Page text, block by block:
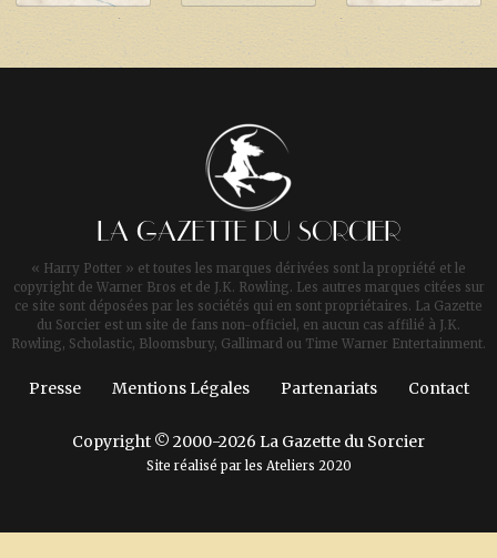
LA GAZETTE DU SORCIER
« Harry Potter » et toutes les marques dérivées sont la propriété et le
copyright de Warner Bros et de J.K. Rowling. Les autres marques citées sur
ce site sont déposées par les sociétés qui en sont propriétaires. La Gazette
du Sorcier est un site de fans non-officiel, en aucun cas affilié à J.K.
Rowling, Scholastic, Bloomsbury, Gallimard ou Time Warner Entertainment.
Presse Mentions Légales Partenariats Contact
Copyright © 2000-2026 La Gazette du Sorcier
Site réalisé par les Ateliers 2020